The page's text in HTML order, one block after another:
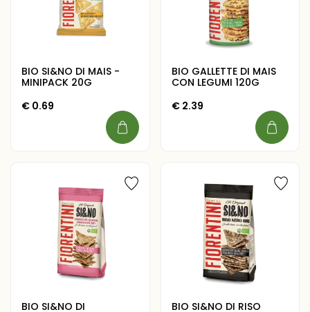
BIO SI&NO DI MAIS -
MINIPACK 20G
€ 0.69
BIO GALLETTE DI MAIS
CON LEGUMI 120G
€2.39
BIO SI&NO DI
BIO SI&NO DI RISO